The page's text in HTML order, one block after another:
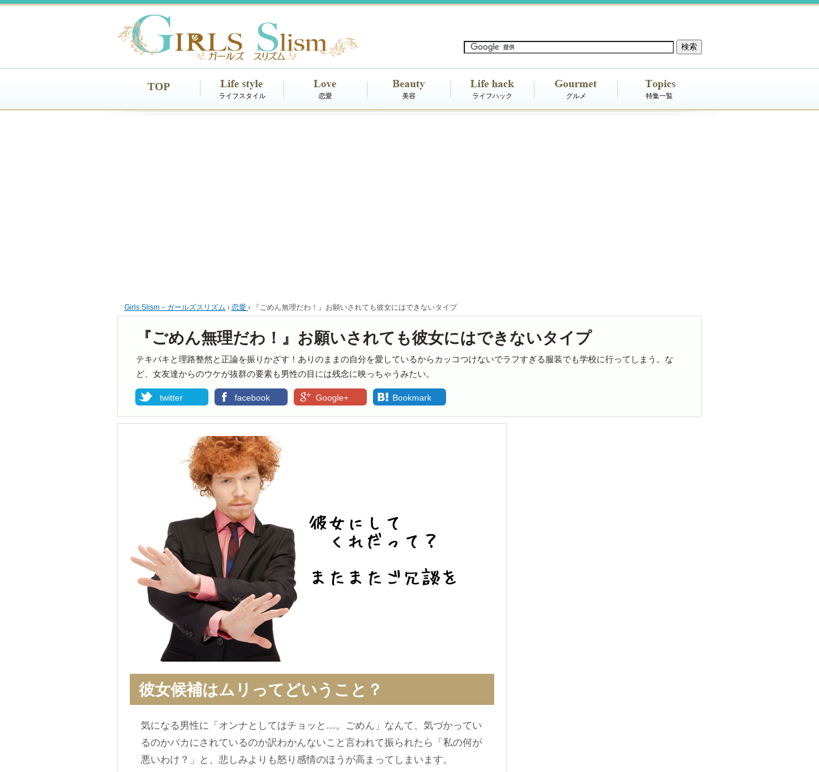
TOP
ライフスタイル 恋愛 美容 ライフハック グルメ 特集一覧
Girls Slism－ガールズスリズム › 恋愛 › 『ごめん無理だわ！』お願いされても彼女にはできないタイプ
『ごめん無理だわ！』お願いされても彼女にはできないタイプ
テキパキと理路整然と正論を振りかざす！ありのままの自分を愛しているからカッコつけないでラフすぎる服装でも学校に行ってしまう。な
ど、女友達からのウケが抜群の要素も男性の目には残念に映っちゃうみたい。
twitter facebook Google+ Bookmark
彼女候補はムリってどいうこと？
気になる男性に「オンナとしてはチョッと…。ごめん」なんて、気づかってい
るのかバカにされているのか訳わかんないこと言われて振られたら「私の何が
悪いわけ？」と、悲しみよりも怒り感情のほうが高まってしまいます。